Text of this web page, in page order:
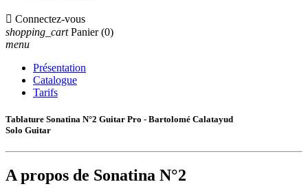
 Connectez-vous
shopping_cart Panier (0)
menu
Présentation
Catalogue
Tarifs
Tablature Sonatina N°2 Guitar Pro - Bartolomé Calatayud
Solo Guitar
A propos de Sonatina N°2